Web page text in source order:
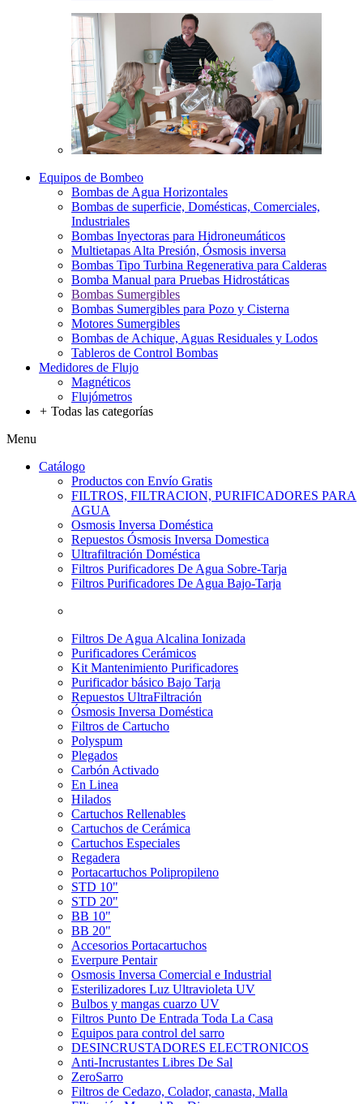
Equipos de Bombeo
Bombas de Agua Horizontales
Bombas de superficie, Domésticas, Comerciales,
Industriales
Bombas Inyectoras para Hidroneumáticos
Multietapas Alta Presión, Ósmosis inversa
Bombas Tipo Turbina Regenerativa para Calderas
Bomba Manual para Pruebas Hidrostáticas
Bombas Sumergibles
Bombas Sumergibles para Pozo y Cisterna
Motores Sumergibles
Bombas de Achique, Aguas Residuales y Lodos
Tableros de Control Bombas
Medidores de Flujo
Magnéticos
Flujómetros
+ Todas las categorías
Menu
Catálogo
Productos con Envío Gratis
FILTROS, FILTRACION, PURIFICADORES PARA
AGUA
Osmosis Inversa Doméstica
Repuestos Ósmosis Inversa Domestica
Ultrafiltración Doméstica
Filtros Purificadores De Agua Sobre-Tarja
Filtros Purificadores De Agua Bajo-Tarja
Filtros De Agua Alcalina Ionizada
Purificadores Cerámicos
Kit Mantenimiento Purificadores
Purificador básico Bajo Tarja
Repuestos UltraFiltración
Ósmosis Inversa Doméstica
Filtros de Cartucho
Polyspum
Plegados
Carbón Activado
En Linea
Hilados
Cartuchos Rellenables
Cartuchos de Cerámica
Cartuchos Especiales
Regadera
Portacartuchos Polipropileno
STD 10"
STD 20"
BB 10"
BB 20"
Accesorios Portacartuchos
Everpure Pentair
Osmosis Inversa Comercial e Industrial
Esterilizadores Luz Ultravioleta UV
Bulbos y mangas cuarzo UV
Filtros Punto De Entrada Toda La Casa
Equipos para control del sarro
DESINCRUSTADORES ELECTRONICOS
Anti-Incrustantes Libres De Sal
ZeroSarro
Filtros de Cedazo, Colador, canasta, Malla